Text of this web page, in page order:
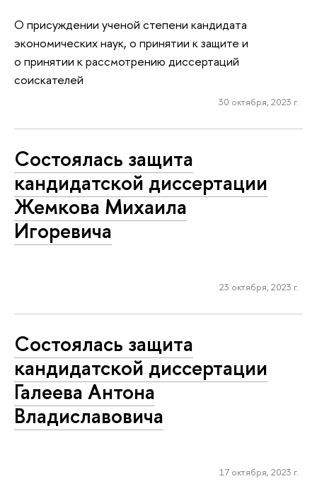
О присуждении ученой степени кандидата
экономических наук, о принятии к защите и
о принятии к рассмотрению диссертаций
соискателей
30 октября, 2023 г.
Состоялась защита
кандидатской диссертации
Жемкова Михаила
Игоревича
23 октября, 2023 г.
Состоялась защита
кандидатской диссертации
Галеева Антона
Владиславовича
17 октября, 2023 г.